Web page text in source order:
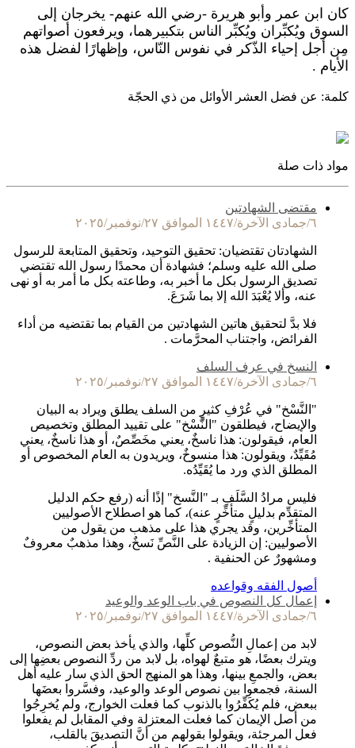
كان ابن عمر وأبو هريرة -رضي الله عنهم- يخرجان إلى
السوق ويُكبِّران ويُكبِّر الناس بتكبيرهما، ويرفعون أصواتهم
مِن أجل إحياء الذّكر في نفوس النّاس، وإظهارًا لفضل هذه
الأيام .
كلمة: عن فضل العشر الأوائل من ذي الحجّة
مواد ذات صلة
مقتضى الشهادتين
٦/جمادى الآخرة/١٤٤٧ الموافق ٢٧/نوفمبر/٢٠٢٥
الشهادتان تقتضيان: تحقيق التوحيد، وتحقيق المتابعة للرسول
صلى الله عليه وسلم؛ فشهادة أن محمدًا رسول الله تقتضي
تصديق الرسول بكل ما أخبر به، وطاعته بكل ما أمر به أو نهى
عنه، وألا يُعْبَدَ الله إلا بما شَرَعَ.
فلا بدَّ لتحقيق هاتين الشهادتين من القيام بما تقتضيه من أداء
الفرائض، واجتناب المحرَّمات .
النسخ في عرف السلف
٦/جمادى الآخرة/١٤٤٧ الموافق ٢٧/نوفمبر/٢٠٢٥
"النَّسْخ" في عُرْفِ كثيرٍ من السلف يطلق ويراد به البيان
والإيضاح، فيطلقون "النَّسْخ" على تقييد المطلق وتخصيص
العام، فيقولون: هذا ناسخٌ، يعني مخَصِّصٌ، أو هذا ناسخٌ، يعني
مُقَيِّدٌ، ويقولون: هذا منسوخٌ، ويريدون به العام المخصوص أو
المطلق الذي ورد ما يُقَيِّدُه.
فليس مرادُ السَّلَفِ بـ "النَّسخ" إذًا أنه (رفع حكم الدليل
المتقدِّم بدليلٍ متأخِّرٍ عنه)، كما هو اصطلاح الأصوليين
المتأخِّرين، وقد يجري هذا على مذهب من يقول من
الأصوليين: إن الزيادة على النَّصِّ نَسخٌ، وهذا مذهبٌ معروفٌ
ومشهورٌ عن الحنفية .
أصول الفقه وقواعده
إعمال كل النصوص في باب الوعد والوعيد
٦/جمادى الآخرة/١٤٤٧ الموافق ٢٧/نوفمبر/٢٠٢٥
لابد من إعمالِ النُّصوص كلِّها، والذي يأخذ بعض النصوص،
ويترك بعضًا، هو متبعٌ لهواه، بل لابد من ردِّ النصوص بعضِها إلى
بعض، والجمعِ بينها، وهذا هو المنهج الحق الذي سار عليه أهل
السنة، فجمعوا بين نصوص الوعد والوعيد، وفسَّروا بعضَها
ببعض، فلم يُكَفِّرُوا بالذنوب كما فعلت الخوارج، ولم يُخرِجُوا
من أصل الإيمان كما فعلت المعتزلة وفي المقابل لم يفعلوا
فعل المرجئة، ويقولوا بقولهم من أنَّ التصديقَ بالقلب،